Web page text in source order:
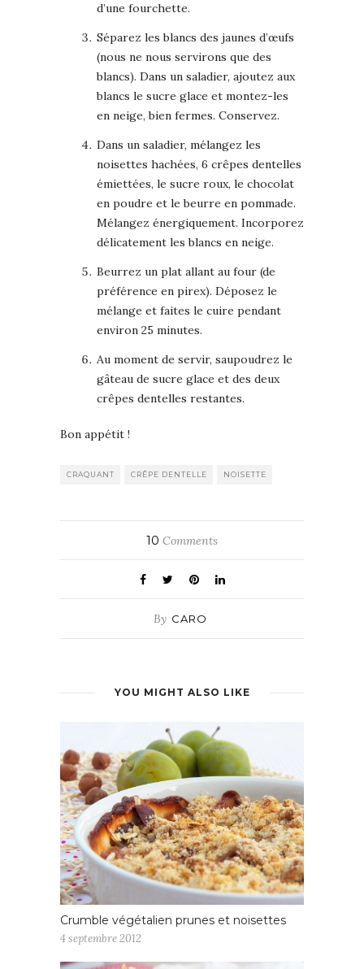
d’une fourchette.
Séparez les blancs des jaunes d’œufs
(nous ne nous servirons que des
blancs). Dans un saladier, ajoutez aux
blancs le sucre glace et montez-les
en neige, bien fermes. Conservez.
Dans un saladier, mélangez les
noisettes hachées, 6 crêpes dentelles
émiettées, le sucre roux, le chocolat
en poudre et le beurre en pommade.
Mélangez énergiquement. Incorporez
délicatement les blancs en neige.
Beurrez un plat allant au four (de
préférence en pirex). Déposez le
mélange et faites le cuire pendant
environ 25 minutes.
Au moment de servir, saupoudrez le
gâteau de sucre glace et des deux
crêpes dentelles restantes.
Bon appétit !
CRAQUANT CRÊPE DENTELLE NOISETTE
10 Comments
By CARO
YOU MIGHT ALSO LIKE
Crumble végétalien prunes et noisettes
4 septembre 2012